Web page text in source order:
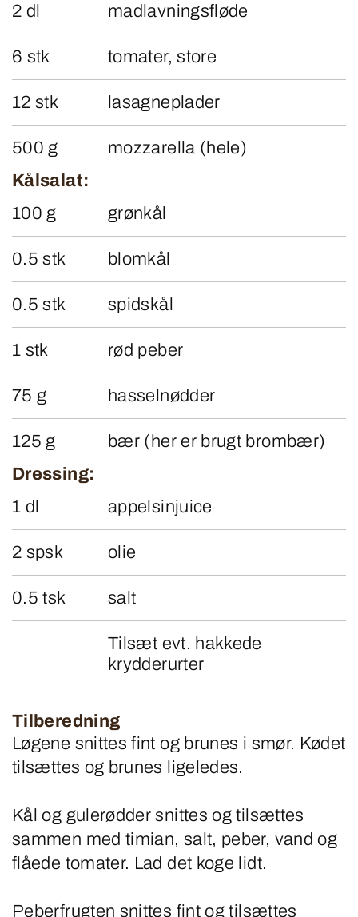
2 dl madlavningsfløde
6 stk tomater, store
12 stk lasagneplader
500 g
mozzarella (hele)
Kålsalat:
100 g
grønkål
0.5 stk blomkål
0.5 stk spidskål
1 stk rød peber
75 g hasselnødder
125 g
bær (her er brugt brombær)
Dressing:
1 dl
appelsinjuice
2 spsk olie
0.5 tsk salt
Tilsæt evt. hakkede
krydderurter
Tilberedning
Løgene snittes fint og brunes i smør. Kødet
tilsættes og brunes ligeledes.
Kål og gulerødder snittes og tilsættes
sammen med timian, salt, peber, vand og
flåede tomater. Lad det koge lidt.
Peberfrugten snittes fint og tilsættes